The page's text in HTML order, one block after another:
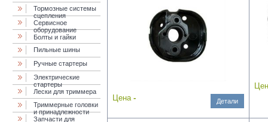
Тормозные системы
сцепления
Сервисное
оборудование
Болты и гайки
Пильные шины
Ручные стартеры
Электрические
стартеры
Лески для триммера
Триммерные головки
и принадлежности
Запчасти для
Цена - Детали